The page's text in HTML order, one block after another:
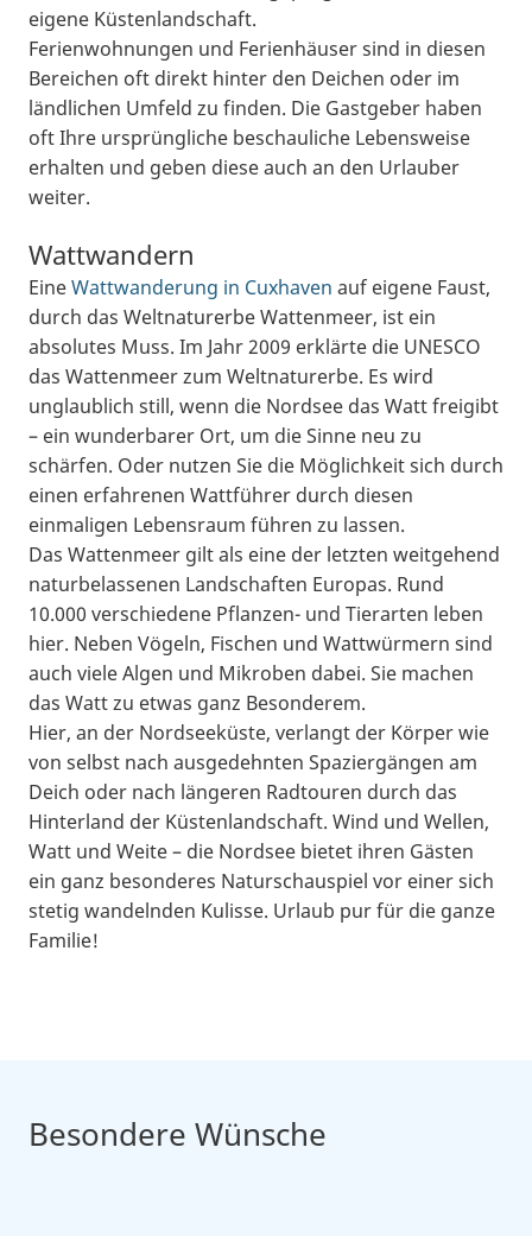
eigene Küstenlandschaft.
Ferienwohnungen und Ferienhäuser sind in diesen
Bereichen oft direkt hinter den Deichen oder im
ländlichen Umfeld zu finden. Die Gastgeber haben
oft Ihre ursprüngliche beschauliche Lebensweise
erhalten und geben diese auch an den Urlauber
weiter.
Wattwandern
EineWattwanderung in Cuxhaven auf eigene Faust,
durch das Weltnaturerbe Wattenmeer, ist ein
absolutes Muss. Im Jahr 2009 erklärte die UNESCO
das Wattenmeer zum Weltnaturerbe. Es wird
unglaublich still, wenn die Nordsee das Watt freigibt
– ein wunderbarer Ort, um die Sinne neu zu
schärfen. Oder nutzen Sie die Möglichkeit sich durch
einen erfahrenen Wattführer durch diesen
einmaligen Lebensraum führen zu lassen.
Das Wattenmeer gilt als eine der letzten weitgehend
naturbelassenen Landschaften Europas. Rund
10.000 verschiedene Pflanzen- und Tierarten leben
hier. Neben Vögeln, Fischen und Wattwürmern sind
auch viele Algen und Mikroben dabei. Sie machen
das Watt zu etwas ganz Besonderem.
Hier, an der Nordseeküste, verlangt der Körper wie
von selbst nach ausgedehnten Spaziergängen am
Deich oder nach längeren Radtouren durch das
Hinterland der Küstenlandschaft. Wind und Wellen,
Watt und Weite – die Nordsee bietet ihren Gästen
ein ganz besonderes Naturschauspiel vor einer sich
stetig wandelnden Kulisse. Urlaub pur für die ganze
Familie!
Besondere Wünsche